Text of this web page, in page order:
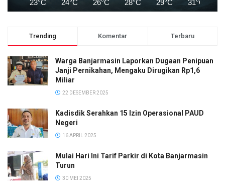
23°C 24°C 26°C 28°C 29°C 31°C
Trending Komentar Terbaru
Warga Banjarmasin Laporkan Dugaan Penipuan
Janji Pernikahan, Mengaku Dirugikan Rp1,6
Miliar
22 DESEMBER 2025
Kadisdik Serahkan 15 Izin Operasional PAUD
Negeri
16 APRIL 2025
Mulai Hari Ini Tarif Parkir di Kota Banjarmasin
Turun
30 MEI 2025